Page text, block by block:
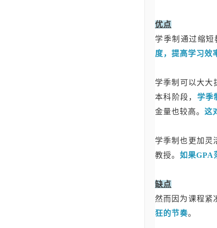
优点
学季制通过缩
度，提高学习效
学季制可以大大
本科阶段， 学季
金量也较高。 这
学季制也更加灵
教授。 如果GPA
缺点
然而因为课程紧
狂的节奏。